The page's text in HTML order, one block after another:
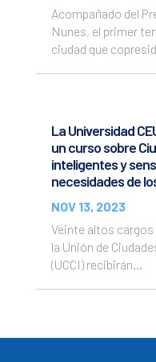
Acompañado del
Nunes, el primer
ciudad que
La Universidad
un curso sobre
inteligentes y
necesidades de
NOV 13, 2023
Veinte altos cargos
la Unión de
(UCCI) recibirán...